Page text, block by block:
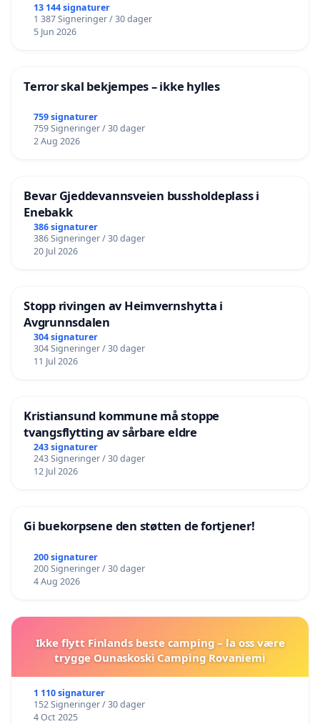
13 144 signaturer
1 387 Signeringer / 30 dager
5 Jun 2026
Terror skal bekjempes – ikke hylles
759 signaturer
759 Signeringer / 30 dager
2 Aug 2026
Bevar Gjeddevannsveien bussholdeplass i
Enebakk
386 signaturer
386 Signeringer / 30 dager
20 Jul 2026
Stopp rivingen av Heimvernshytta i
Avgrunnsdalen
304 signaturer
304 Signeringer / 30 dager
11 Jul 2026
Kristiansund kommune må stoppe
tvangsflytting av sårbare eldre
243 signaturer
243 Signeringer / 30 dager
12 Jul 2026
Gi buekorpsene den støtten de fortjener!
200 signaturer
200 Signeringer / 30 dager
4 Aug 2026
Ikke flytt Finlands beste camping – la oss være
trygge Ounaskoski Camping Rovaniemi
1 110 signaturer
152 Signeringer / 30 dager
4 Oct 2025